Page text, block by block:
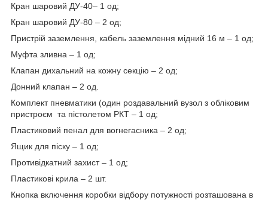
Кран шаровий ДУ-40– 1 од;
Кран шаровий ДУ-80 – 2 од;
Пристрій заземлення, кабель заземлення мідний 16 м – 1 од;
Муфта зливна – 1 од;
Клапан дихальний на кожну секцію – 2 од;
Донний клапан – 2 од.
Комплект пневматики (один роздавальний вузол з обліковим
пристроєм та пістолетом РКТ – 1 од;
Пластиковий пенал для вогнегасника – 2 од;
Ящик для піску – 1 од;
Противідкатний захист – 1 од;
Пластикові крила – 2 шт.
Кнопка включення коробки відбору потужності розташована в